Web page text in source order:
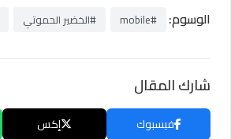
الوسوم: #mobile #الخضير الحموتي
شارك المقال
فيسبوك إكس